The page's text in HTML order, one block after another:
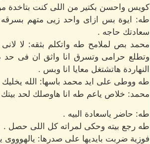
كويس واحسن بكتير من اللى كنت بتاخدة
طه: ايوة بس ازاى واحد زيى متهم
سعادتك حاجه .
محمد بص لملامح طه واتكلم بثقه: لا
وتطلع حرامى وتسرق انا واثق ان فى
النهاردة هاتشتغل معايا انا وبس .
طه ووطى على ايد محمد باسها: الله يخليك
محمد: خلاص ياعم طه انا هاوصلك لحد بيتك
طه: حاضر ياسعادة البيه .
طه رجع بيته وحكى لمراته كل اللى حصل .
فوزية ضربت بايديها على صدرها: